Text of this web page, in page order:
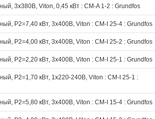
3х380В, Viton, 0,45 кВт : CM-A 1-2 : Grundfos
P2=7,40 кВт, 3х400В, Viton : CM-I 25-4 : Grundfos
P2=4,00 кВт, 3х400В, Viton : CM-I 25-2 : Grundfos
P2=2,20 кВт, 3х400В, Viton : CM-I 25-1 : Grundfos
P2=1,70 кВт, 1х220-240В, Viton : CM-I 25-1 :
P2=5,80 кВт, 3х400В, Viton : CM-I 15-4 : Grundfos